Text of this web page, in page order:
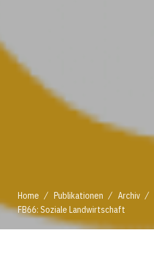
Home / Publikationen / Archiv /
FB66: Soziale Landwirtschaft